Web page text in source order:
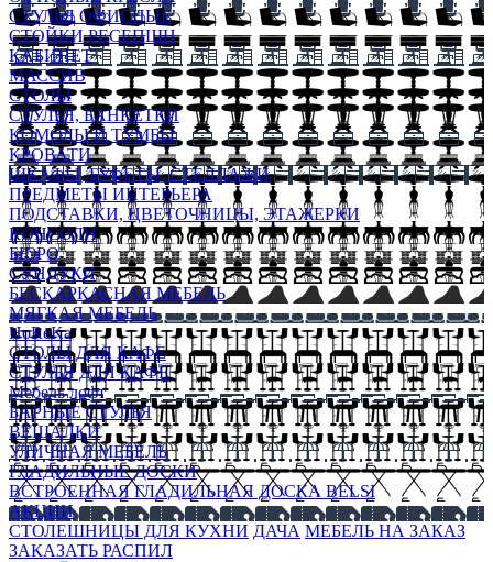
СТУЛЬЯ ОФИСНЫЕ
СТОЙКИ РЕСЕПШН
КАБИНЕТ
МАССИВ
СТОЛЫ
СТУЛЬЯ, БАНКЕТКИ
КОМОДЫ И ТУМБЫ
КРОВАТИ
ШКАФЫ, БУФЕТЫ, СТЕЛЛАЖИ
ПРЕДМЕТЫ ИНТЕРЬЕРА
ПОДСТАВКИ, ЦВЕТОЧНИЦЫ, ЭТАЖЕРКИ
КОНСОЛИ
БЮРО
СУНДУКИ
БЕСКАРКАСНАЯ МЕБЕЛЬ
МЯГКАЯ МЕБЕЛЬ
HoReKa
СТОЛЫ ДЛЯ КАФЕ
СТУЛЬЯ ДЛЯ КАФЕ
Мебель лофт
БАРНЫЕ СТУЛЬЯ
ВЕШАЛКИ
УЛИЧНАЯ МЕБЕЛЬ
ГЛАДИЛЬНЫЕ ДОСКИ
ВСТРОЕННАЯ ГЛАДИЛЬНАЯ ДОСКА BELSI
АКЦИИ
СТОЛЕШНИЦЫ ДЛЯ КУХНИ ДАЧА МЕБЕЛЬ НА ЗАКАЗ
ЗАКАЗАТЬ РАСПИЛ